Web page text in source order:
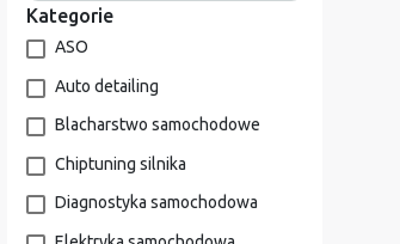
Kategorie
ASO
Auto detailing
Blacharstwo samochodowe
Chiptuning silnika
Diagnostyka samochodowa